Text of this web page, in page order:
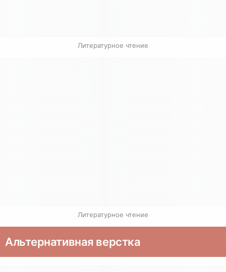
Литературное чтение
Литературное чтение
Альтернативная верстка